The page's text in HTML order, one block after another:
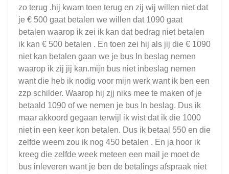
zo terug .hij kwam toen terug en zij wij willen niet dat
je € 500 gaat betalen we willen dat 1090 gaat
betalen waarop ik zei ik kan dat bedrag niet betalen
ik kan € 500 betalen . En toen zei hij als jij die € 1090
niet kan betalen gaan we je bus In beslag nemen
waarop ik zij jij kan.mijn bus niet inbeslag nemen
want die heb ik nodig voor mijn werk want ik ben een
zzp schilder. Waarop hij zjj niks mee te maken of je
betaald 1090 of we nemen je bus In beslag. Dus ik
maar akkoord gegaan terwijl ik wist dat ik die 1000
niet in een keer kon betalen. Dus ik betaal 550 en die
zelfde weem zou ik nog 450 betalen . En ja hoor ik
kreeg die zelfde week meteen een mail je moet de
bus inleveren want je ben de betalings afspraak niet